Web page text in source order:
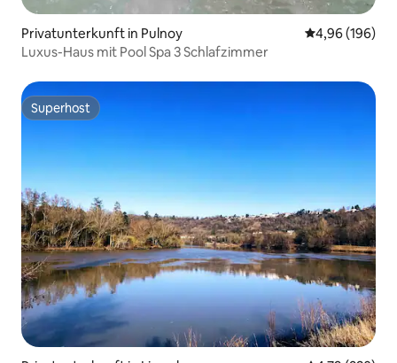
Privatunterkunft in Pulnoy
4,96 (196)
Luxus-Haus mit Pool Spa 3 Schlafzimmer
Superhost
Superhost